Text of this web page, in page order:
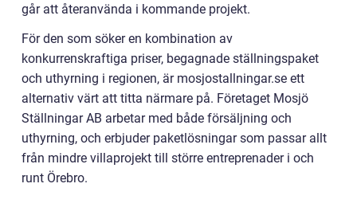
går att återanvända i kommande projekt.
För den som söker en kombination av
konkurrenskraftiga priser, begagnade ställningspaket
och uthyrning i regionen, är mosjostallningar.se ett
alternativ värt att titta närmare på. Företaget Mosjö
Ställningar AB arbetar med både försäljning och
uthyrning, och erbjuder paketlösningar som passar allt
från mindre villaprojekt till större entreprenader i och
runt Örebro.